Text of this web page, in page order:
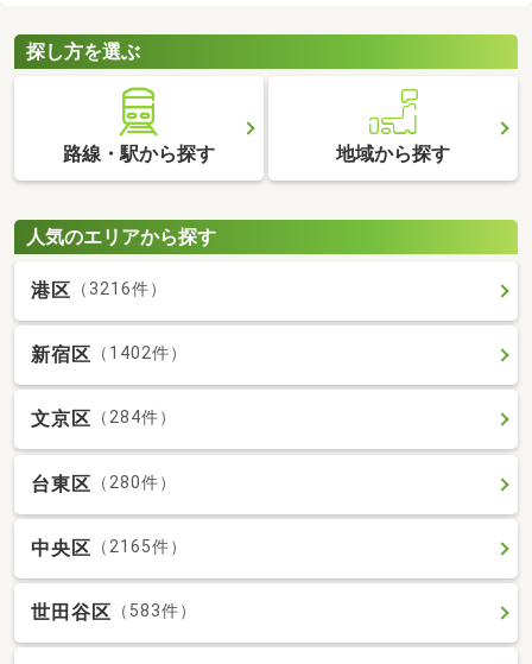
ご検討してみてくださいね。
探し方を選ぶ
路線・駅から探す 地域から探す
人気のエリアから探す
港区 （3216件）
新宿区 （1402件）
文京区 （284件）
台東区 （280件）
中央区 （2165件）
世田谷区 （583件）